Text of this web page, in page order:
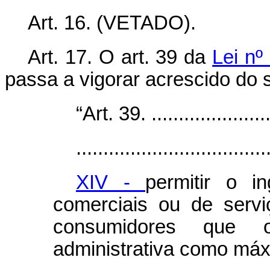
Art. 16. (VETADO).
Art. 17. O art. 39 da Lei
passa a vigorar acrescido do
“Art. 39.
XIV - permitir o
comerciais ou de
consumidores que
administrativa como